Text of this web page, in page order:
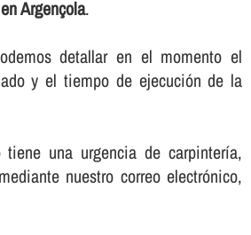
Argençola.
detallar en el momento el
y el tiempo de ejecución de la
una urgencia de carpinterí­a,
nuestro correo electrónico,